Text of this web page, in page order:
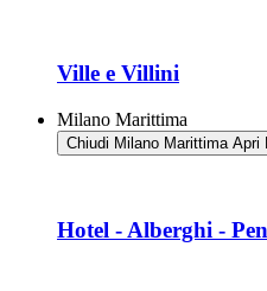
Ville e Villini
Milano Marittima
Chiudi Milano Marittima Apri
Hotel - Alberghi -